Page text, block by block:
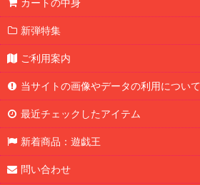
カートの中身
新弾特集
ご利用案内
当サイトの画像やデータの利用について
最近チェックしたアイテム
新着商品：遊戯王
問い合わせ